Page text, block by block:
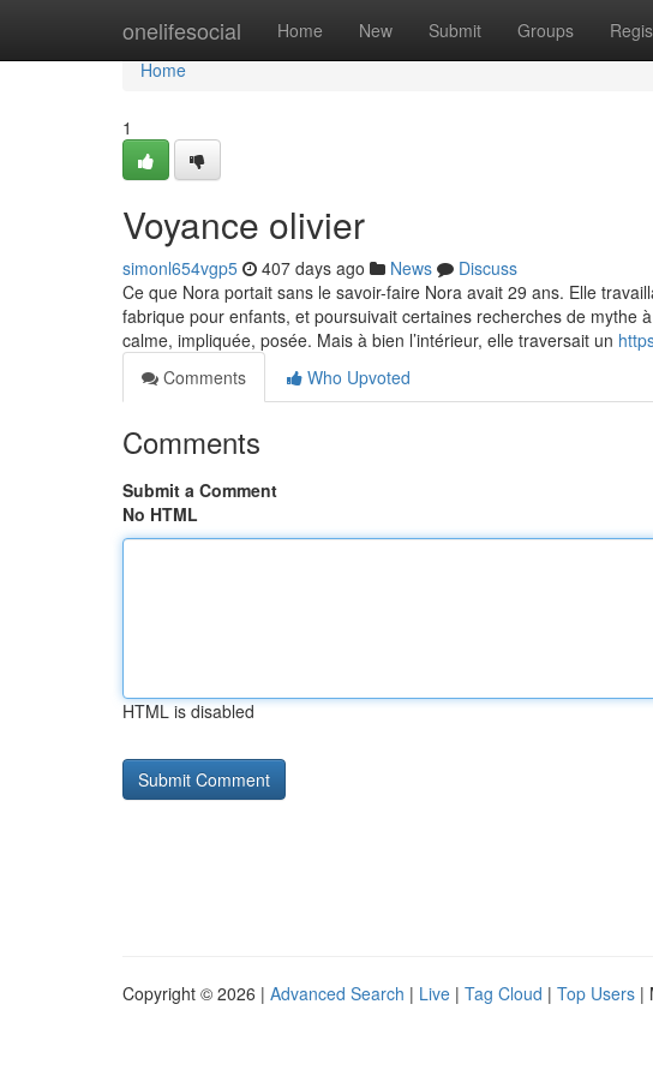
onelifesocial Home New Submit Groups
Home
Home
1
Voyance olivier
simonl654vgp5 407 days ago News
Discuss
Ce que Nora portait sans le savoir-faire Nora avait 29 ans. Elle
fabrique pour enfants, et poursuivait certaines recherches de mythe
calme, impliquée, posée. Mais à bien l’intérieur, elle traversait un
Comments
Who Upvoted
Comments
Submit a Comment
No HTML
HTML is disabled
Copyright © 2026 | Advanced Search | Live | Tag Cloud | Top Users |